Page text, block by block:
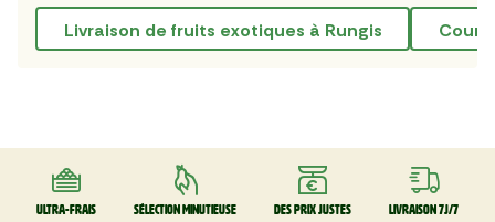
Livraison de fruits exotiques à Rungis
Ultra-frais Sélection minutieuse Des prix justes Livraison 7J/7